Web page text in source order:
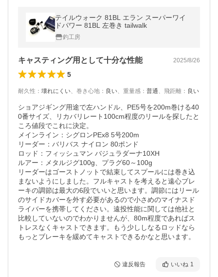
テイルウォーク 81BL エラン スーパーワイ
ドパワー 81BL 左巻き tailwalk
釣工房
キャスティング用として十分な性能 2025/8/26
5
耐久性 ： 壊れにくい、 巻き心地 ： 良い、 重量感 ： 普通、 飛距離 ： 良い
ショアジギング用途で左ハンドル、PE5号を200m巻ける40
0番サイズ、リカバリレート100cm程度のリールを探したと
ころ値段でこれに決定。
メインライン：シグロンPEx8 5号200m
リーダー：バリバス ナイロン 80ポンド
ロッド：フィッシュマン バジュラダーナ10XH
ルアー：メタルジグ100g、プラグ60～100g
リーダーはゴーストノットで結束してスプールには巻き込
まないようにしました。フルキャストを考えると遠心ブレ
ーキの調節は最大の6段でいいと思います。調節にはリール
のサイドカバーを外す必要があるので小さめのマイナスド
ライバーを携帯してください。遠投性能に関しては他社と
比較していないのでわかりませんが、80m程度であればス
トレスなくキャストできます。もう少ししなるロッドなら
もっとブレーキを緩めてキャストできるかなと思います。
違反報告 いいね 1